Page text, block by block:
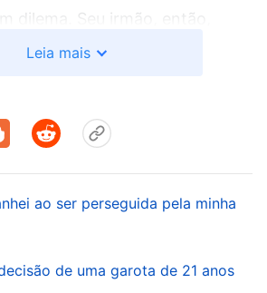
dilema. Seu irmão, então,
“O governo do PC Chinês é
Você precisa ser tão
de confusão e não tinha
seu coração: “Deus, eu me
Leia mais
ao ser perseguida pela minha
de uma garota de 21 anos